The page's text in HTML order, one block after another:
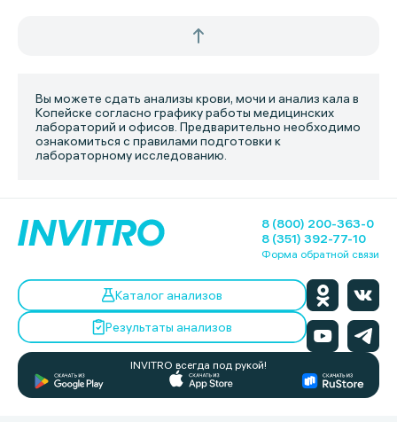
Вы можете сдать анализы крови, мочи и анализ кала в
Копейске согласно графику работы медицинских
лабораторий и офисов. Предварительно необходимо
ознакомиться с правилами подготовки к
лабораторному исследованию.
8 (800) 200-363-0
8 (351) 392-77-10
Форма обратной связи
Каталог анализов
Результаты анализов
INVITRO всегда под рукой!